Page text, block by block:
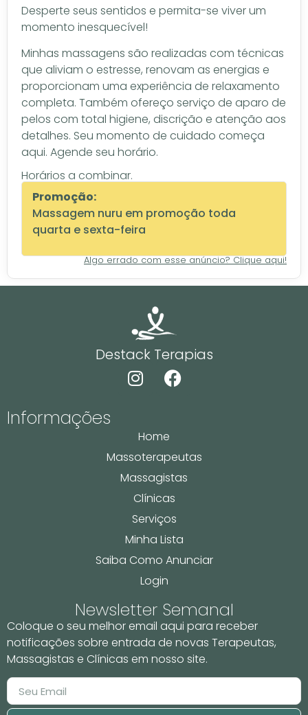
Desperte seus sentidos e permita-se viver um
momento inesquecível!
Minhas massagens são realizadas com técnicas
que aliviam o estresse, renovam as energias e
proporcionam uma experiência de relaxamento
completa. Também ofereço serviço de aparo de
pelos com total higiene, discrição e atenção aos
detalhes. Seu momento de cuidado começa
aqui. Agende seu horário.
Horários a combinar.
Promoção:
Massagem nuru em promoção toda
quarta e sexta-feira
Algo errado com esse anúncio? Clique aqui!
Destack Terapias
Informações
Home
Massoterapeutas
Massagistas
Clínicas
Serviços
Minha Lista
Saiba Como Anunciar
Login
Newsletter Semanal
Coloque o seu melhor email aqui para receber
notificações sobre entrada de novas Terapeutas,
Massagistas e Clínicas em nosso site.